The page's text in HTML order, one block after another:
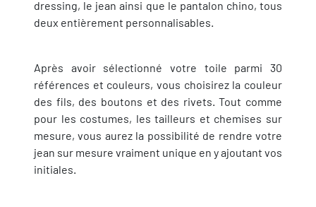
dressing, le jean ainsi que le pantalon chino, tous
deux entièrement personnalisables.
Après avoir sélectionné votre toile parmi 30
références et couleurs, vous choisirez la couleur
des fils, des boutons et des rivets. Tout comme
pour les costumes, les tailleurs et chemises sur
mesure, vous aurez la possibilité de rendre votre
jean sur mesure vraiment unique en y ajoutant vos
initiales.